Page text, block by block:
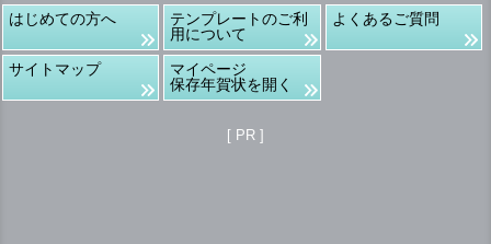
はじめての方へ
テンプレートのご利
用について
よくあるご質問
サイトマップ
マイページ
保存年賀状を開く
[ PR ]